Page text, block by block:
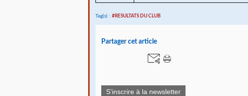
Tag(s) : #RESULTATS DU CLUB
Partager cet article
S'inscrire à la newsletter